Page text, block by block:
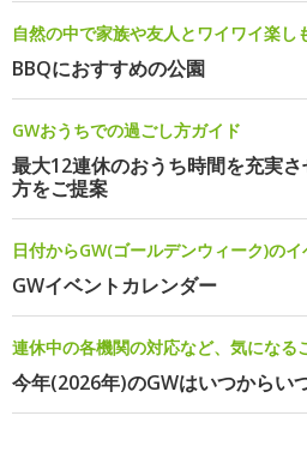
自然の中で家族や友人とワイワイ楽し
BBQにおすすめの公園
GWおうちでの過ごし方ガイド
最大12連休のおうち時間を充実
方をご提案
日付からGW(ゴールデンウィーク)の
GWイベントカレンダー
連休中の各機関の対応など、気になる
今年(2026年)のGWはいつからい